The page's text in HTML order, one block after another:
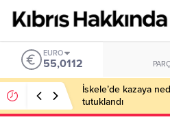
EURO
55,0112
İskele’de kazaya
tutuklandı